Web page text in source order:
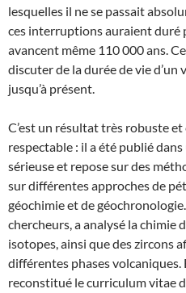
lesquelles il ne se passait
ces interruptions auraient duré
avancent même 110 000 ans.
discuter de la durée de vie d’un
jusqu’à présent.
C’est un résultat très robuste
respectable : il a été publié
sérieuse et repose sur des
sur différentes approches de
géochimie et de
chercheurs, a analysé la chimie
isotopes, ainsi que des zircons
différentes phases
reconstitué le curriculum vitae